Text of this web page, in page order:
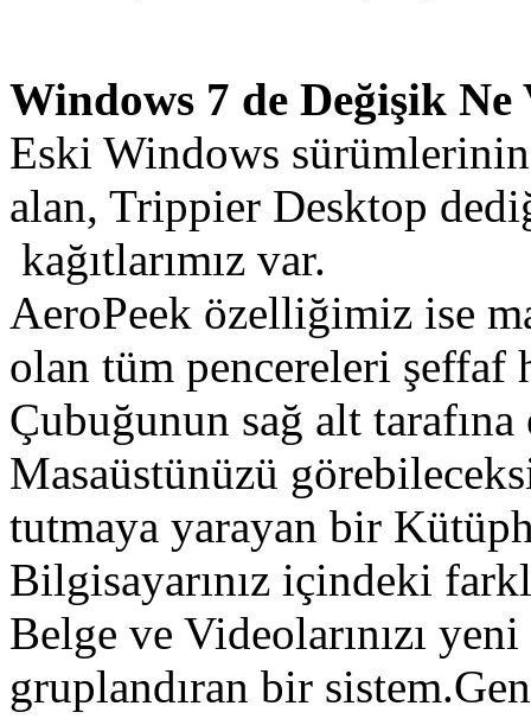
Windows 7 de Değişik Ne
Eski Windows
alan, Trippier Desktop
kağıtlarımız var.
AeroPeek özelliğimiz ise
olan tüm pencereleri
Çubuğunun sağ alt
Masaüstünüzü
tutmaya yarayan bir
Bilgisayarınız içindeki
Belge ve Videolarınızı
gruplandıran bir